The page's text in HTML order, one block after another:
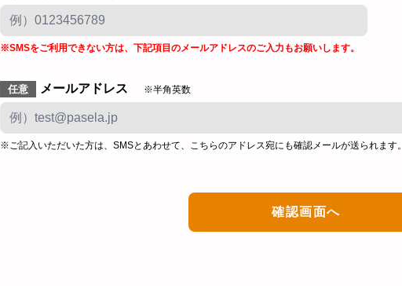
※SMSをご利用できない方は、下記項目のメールアドレスのご入力もお願いします。
任意 メールアドレス ※半角英数
※ご記入いただいた方は、SMSとあわせて、こちらのアドレス宛にも確認メールが送られます。